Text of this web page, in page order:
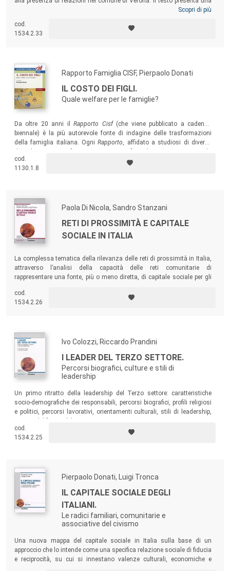
ricerca svolta su un campione rappresentativo della popolazione
sociale attraverso l’applicazione integrata delle tecniche classiche di
ricerca quantitativa e delle tecniche di analisi dei reticoli sociali.
Scopri di più
cod.
1534.2.33
Rapporto Famiglia CISF, Pierpaolo Donati
IL COSTO DEI FIGLI.
Quale welfare per le famiglie?
Da oltre 20 anni ilRapporto Cisf(che viene pubblicato a cadenza
biennale) è la più autorevole fonte di indagine delle trasformazioni
della famiglia italiana. OgniRapporto, affidato a studiosi di diverse
nuove conoscenze dei fenomeni in atto, ma soprattutto nuovi corsi di
azione pratica.
cod.
1130.1.8
Paola Di Nicola, Sandro Stanzani
RETI DI PROSSIMITÀ E CAPITALE
SOCIALE IN ITALIA
La complessa tematica della rilevanza delle reti di prossimità in Italia,
attraverso l’analisi della capacità delle reti comunitarie di
rappresentare una fonte, più o meno diretta, di capitale sociale per gli
popolazione italiana, il testo studia le relazioni tra caratteristiche delle
reti di prossimità e capitale sociale.
cod.
1534.2.26
Ivo Colozzi, Riccardo Prandini
I LEADER DEL TERZO SETTORE.
Percorsi biografici, culture e stili di
leadership
Un primo ritratto della leadership del Terzo settore: caratteristiche
socio-demografiche dei responsabili, percorsi biografici, profili religiosi
e politici, percorsi lavorativi, orientamenti culturali, stili di leadership,
cod.
1534.2.25
Pierpaolo Donati, Luigi Tronca
IL CAPITALE SOCIALE DEGLI
ITALIANI.
Le radici familiari, comunitarie e
associative del civismo
Una nuova mappa del capitale sociale in Italia sulla base di un
approccio che lo intende come una specifica relazione sociale di fiducia
e reciprocità, su cui si innestano valenze culturali, economiche e